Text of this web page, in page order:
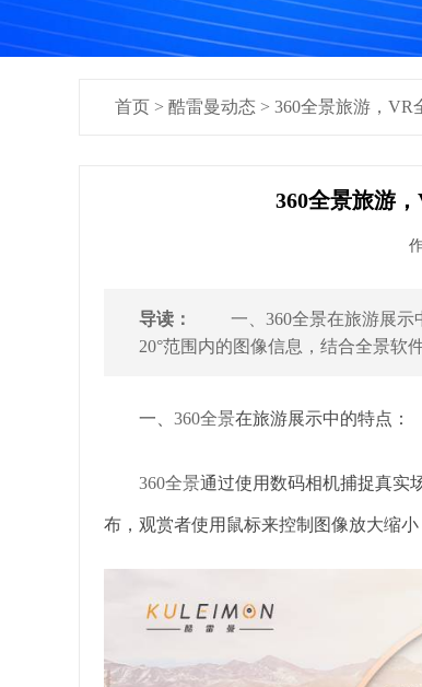
首页 > 酷雷曼动态 > 360全景旅游，VR
360全景旅游
导读：
一、360全景在旅游展示
20°范围内的图像信息，结合全景软
一、 360全景在旅游展示中的特点：
360全景通过使用数码相机捕捉真实
布，观赏者使用鼠标来控制图像放大缩小